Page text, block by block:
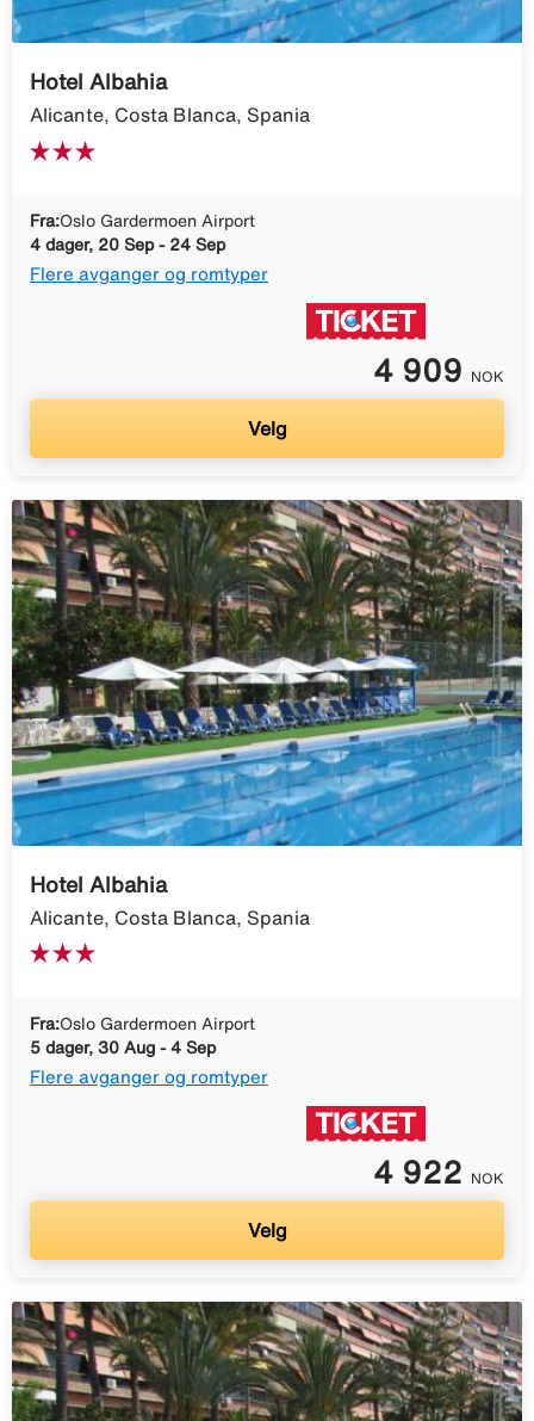
Hotel Albahia
Alicante, Costa Blanca, Spania
Fra:Oslo Gardermoen Airport
4 dager, 20 Sep - 24 Sep
Flere avganger og romtyper
4 909 NOK
Velg
Hotel Albahia
Alicante, Costa Blanca, Spania
Fra:Oslo Gardermoen Airport
5 dager, 30 Aug - 4 Sep
Flere avganger og romtyper
4 922 NOK
Velg